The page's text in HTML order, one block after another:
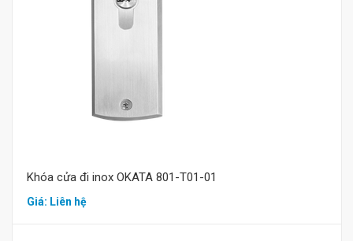
Khóa cửa đi inox OKATA 801-T01-01
Giá: Liên hệ